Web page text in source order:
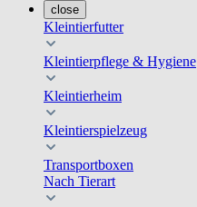
close
Kleintierfutter
Kleintierpflege & Hygiene
Kleintierheim
Kleintierspielzeug
Transportboxen
Nach Tierart